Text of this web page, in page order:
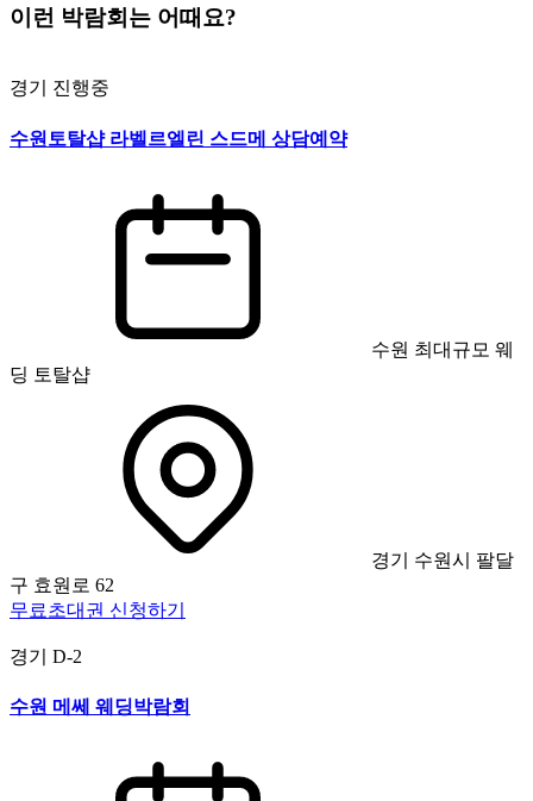
이런 박람회는 어때요?
경기 진행중
수원토탈샵 라벨르엘린 스드메 상담예약
수원 최대규모 웨
딩 토탈샵
경기 수원시 팔달
구 효원로 62
무료초대권 신청하기
경기 D-2
수원 메쎄 웨딩박람회